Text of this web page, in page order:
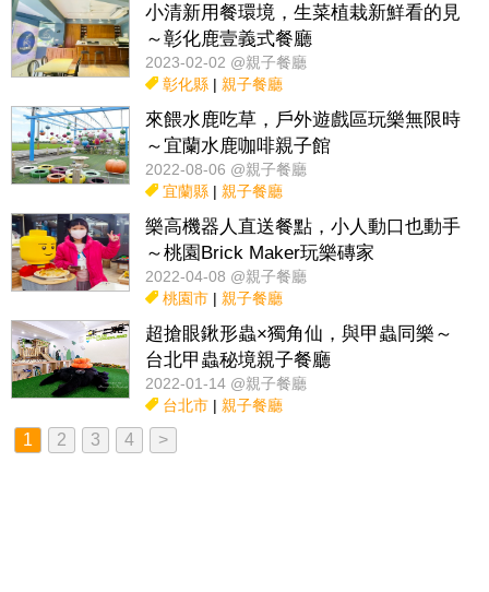
小清新用餐環境，生菜植栽新鮮看的見
～彰化鹿壹義式餐廳
2023-02-02 @親子餐廳
彰化縣| 親子餐廳
來餵水鹿吃草，戶外遊戲區玩樂無限時
～宜蘭水鹿咖啡親子館
2022-08-06 @親子餐廳
宜蘭縣| 親子餐廳
樂高機器人直送餐點，小人動口也動手
～桃園Brick Maker玩樂磚家
2022-04-08 @親子餐廳
桃園市| 親子餐廳
超搶眼鍬形蟲×獨角仙，與甲蟲同樂～
台北甲蟲秘境親子餐廳
2022-01-14 @親子餐廳
台北市| 親子餐廳
1 2 3 4 >